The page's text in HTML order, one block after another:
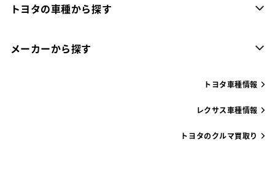
トヨタの車種から探す
メーカーから探す
トヨタ車種情報
レクサス車種情報
トヨタのクルマ買取り